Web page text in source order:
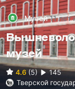
Музей11 лет
музей
4.6 (5)
145
Тверской